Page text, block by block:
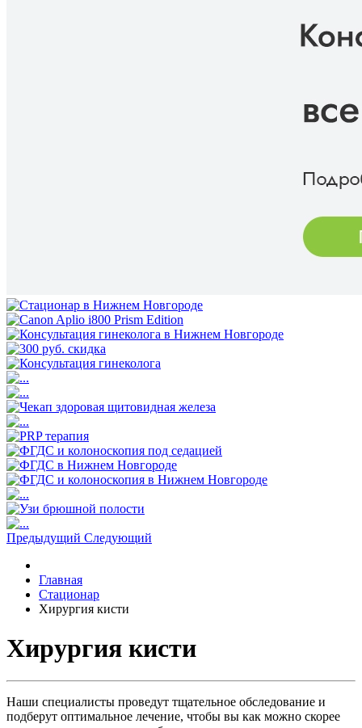
Предыдущий Следующий
Главная
Стационар
Хирургия кисти
Хирургия кисти
Наши специалисты проведут тщательное обследование и
подберут оптимальное лечение, чтобы вы как можно скорее